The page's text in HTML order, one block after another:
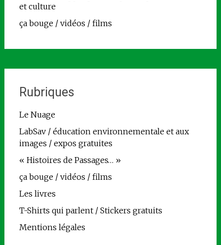
et culture
ça bouge / vidéos / films
Rubriques
Le Nuage
LabSav / éducation environnementale et aux
images / expos gratuites
« Histoires de Passages… »
ça bouge / vidéos / films
Les livres
T-Shirts qui parlent / Stickers gratuits
Mentions légales